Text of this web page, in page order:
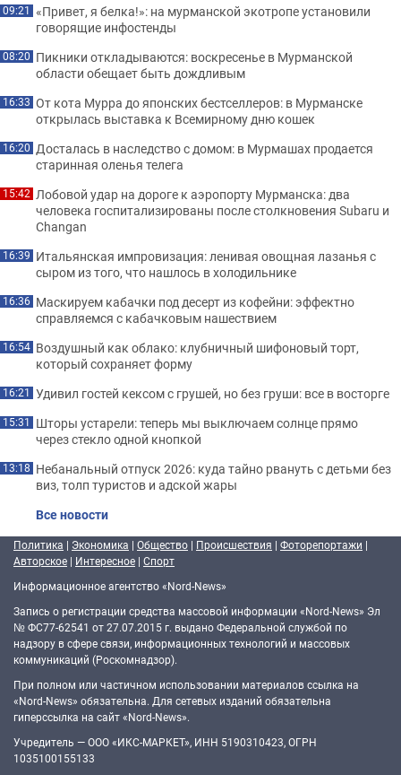
09:21 «Привет, я белка!»: на мурманской экотропе установили
говорящие инфостенды
08:20 Пикники откладываются: воскресенье в Мурманской
области обещает быть дождливым
16:33 От кота Мурра до японских бестселлеров: в Мурманске
открылась выставка к Всемирному дню кошек
16:20 Досталась в наследство с домом: в Мурмашах продается
старинная оленья телега
15:42 Лобовой удар на дороге к аэропорту Мурманска: два
человека госпитализированы после столкновения Subaru и
Changan
16:39 Итальянская импровизация: ленивая овощная лазанья с
сыром из того, что нашлось в холодильнике
16:36 Маскируем кабачки под десерт из кофейни: эффектно
справляемся с кабачковым нашествием
16:54 Воздушный как облако: клубничный шифоновый торт,
который сохраняет форму
16:21 Удивил гостей кексом с грушей, но без груши: все в восторге
15:31 Шторы устарели: теперь мы выключаем солнце прямо
через стекло одной кнопкой
13:18 Небанальный отпуск 2026: куда тайно рвануть с детьми без
виз, толп туристов и адской жары
Все новости
Политика | Экономика | Общество | Происшествия | Фоторепортажи |
Авторское | Интересное | Спорт
Информационное агентство «Nord-News»
Запись о регистрации средства массовой информации «Nord-News» Эл
№ ФС77-62541 от 27.07.2015 г. выдано Федеральной службой по
надзору в сфере связи, информационных технологий и массовых
коммуникаций (Роскомнадзор).
При полном или частичном использовании материалов ссылка на
«Nord-News» обязательна. Для сетевых изданий обязательна
гиперссылка на сайт «Nord-News».
Учредитель — ООО «ИКС-МАРКЕТ», ИНН 5190310423, ОГРН
1035100155133